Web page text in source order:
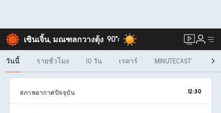
เซินเจิ้น, มณฑลกวางตุ้ง 90°F
วันนี้ รายชั่วโมง 10 วัน เรดาร์ MINUTECAST® รา
สภาพอากาศปัจจุบัน 12:30